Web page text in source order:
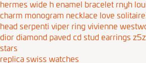
hermes wide h enamel bracelet rnyh
charm monogram necklace love
head serpenti viper ring vivienne
dior diamond paved cd stud earrings
stars
replica swiss watches